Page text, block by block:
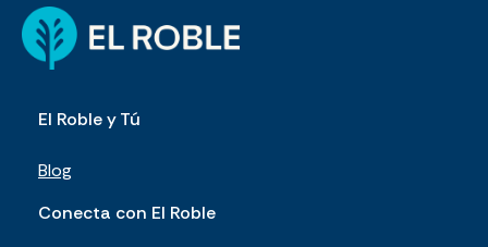
El Roble y Tú
Blog
Conecta con El Roble